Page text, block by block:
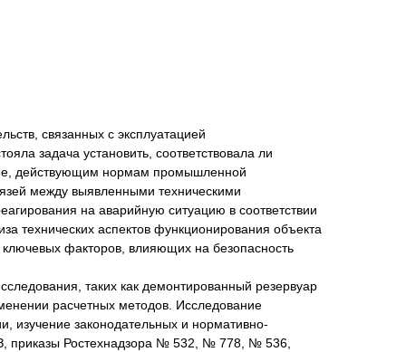
связанных с эксплуатацией
задача установить, соответствовала ли
действующим нормам промышленной
между выявленными техническими
на аварийную ситуацию в соответствии
технических аспектов функционирования объекта
факторов, влияющих на безопасность
таких как демонтированный резервуар
расчетных методов. Исследование
изучение законодательных и нормативно-
приказы Ростехнадзора № 532, № 778, № 536,